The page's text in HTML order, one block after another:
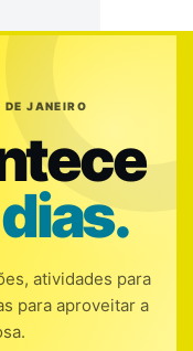
DE JANEIRO
atividades para
para aproveitar a